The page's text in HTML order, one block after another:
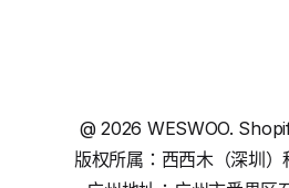
@2026 WESWOO.
版权所属：西西木（深圳